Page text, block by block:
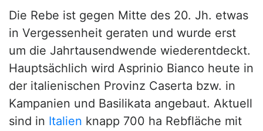
Die Rebe ist gegen Mitte des 20. Jh. etwas
in Vergessenheit geraten und wurde erst
um die Jahrtausendwende wiederentdeckt.
Hauptsächlich wird Asprinio Bianco heute in
der italienischen Provinz Caserta bzw. in
Kampanien und Basilikata angebaut. Aktuell
sind in Italien knapp 700 ha Rebfläche mit